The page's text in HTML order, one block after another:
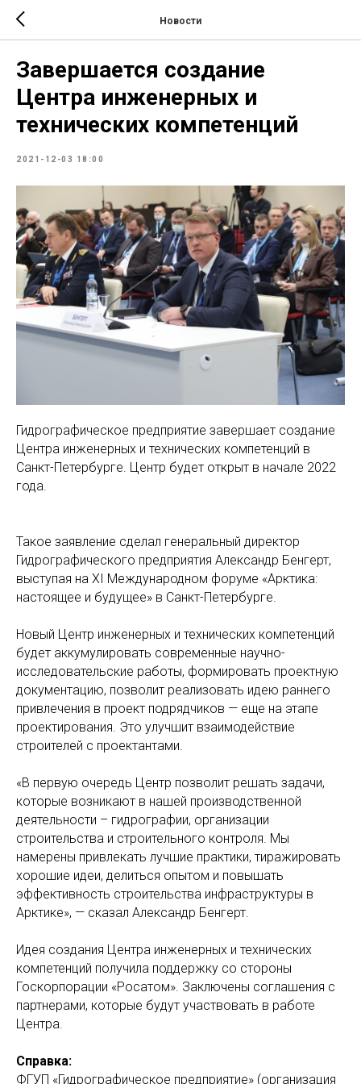
Новости
Завершается создание
Центра инженерных и
технических компетенций
2021-12-03 18:00
Гидрографическое предприятие завершает создание
Центра инженерных и технических компетенций в
Санкт-Петербурге. Центр будет открыт в начале 2022
года.
Такое заявление сделал генеральный директор
Гидрографического предприятия Александр Бенгерт,
выступая на XI Международном форуме «Арктика:
настоящее и будущее» в Санкт-Петербурге.
Новый Центр инженерных и технических компетенций
будет аккумулировать современные научно-
исследовательские работы, формировать проектную
документацию, позволит реализовать идею раннего
привлечения в проект подрядчиков — еще на этапе
проектирования. Это улучшит взаимодействие
строителей с проектантами.
«В первую очередь Центр позволит решать задачи,
которые возникают в нашей производственной
деятельности – гидрографии, организации
строительства и строительного контроля. Мы
намерены привлекать лучшие практики, тиражировать
хорошие идеи, делиться опытом и повышать
эффективность строительства инфраструктуры в
Арктике», — сказал Александр Бенгерт.
Идея создания Центра инженерных и технических
компетенций получила поддержку со стороны
Госкорпорации «Росатом». Заключены соглашения с
партнерами, которые будут участвовать в работе
Центра.
Справка:
ФГУП «Гидрографическое предприятие» (организация